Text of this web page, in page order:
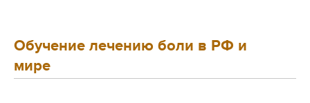
Обучение лечению боли в РФ и
мире